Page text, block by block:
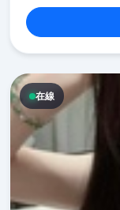
在線